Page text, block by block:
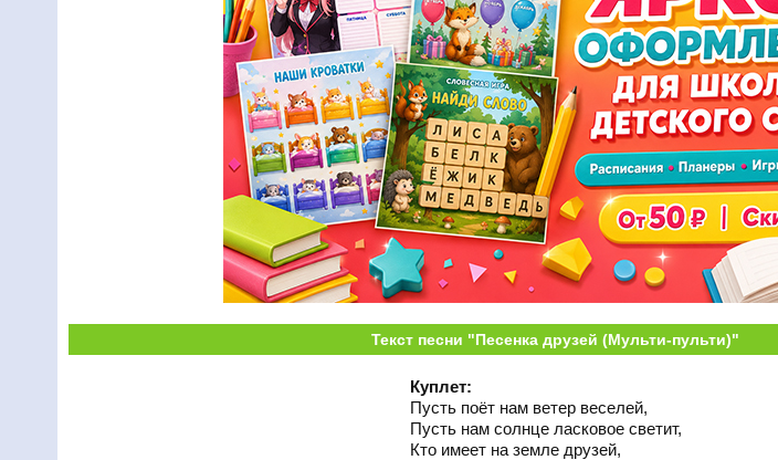
Текст песни "Песенка друзей (Мульти-пульти)"
Куплет:
Пусть поёт нам ветер веселей,
Пусть нам солнце ласковое светит,
Кто имеет на земле друзей,